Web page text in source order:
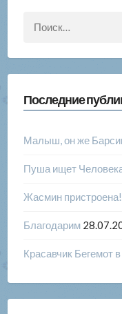
Последние
Малыш, он же
Пуша ищет
Жасмин пристроена!
Благодарим
Красавчик Бегемот